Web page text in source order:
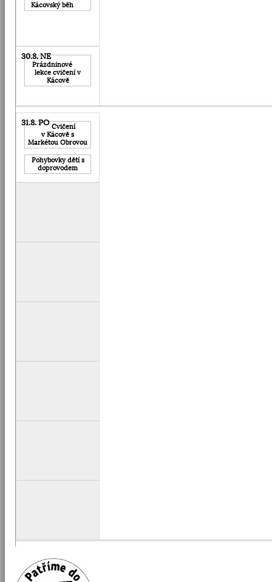
Kácovský běh
Prázdninové
lekce cvičení v
Kácově
Cvičení
v Kácově s
Markétou Obrovou
Pohybovky dětí s
doprovodem